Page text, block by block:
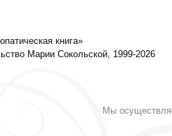
книга»
Марии Сокольской, 1999-2026
Мы